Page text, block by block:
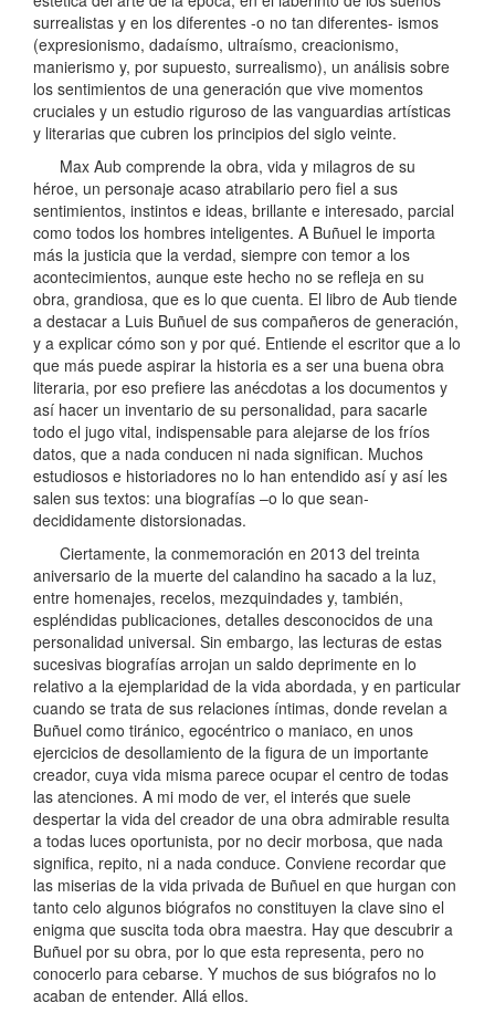
surrealistas y en los diferentes -o no tan diferentes- ismos
(expresionismo, dadaísmo, ultraísmo, creacionismo,
manierismo y, por supuesto, surrealismo), un análisis sobre
los sentimientos de una generación que vive momentos
cruciales y un estudio riguroso de las vanguardias artísticas
y literarias que cubren los principios del siglo veinte.
Max Aub comprende la obra, vida y milagros de su
héroe, un personaje acaso atrabilario pero fiel a sus
sentimientos, instintos e ideas, brillante e interesado, parcial
como todos los hombres inteligentes. A Buñuel le importa
más la justicia que la verdad, siempre con temor a los
acontecimientos, aunque este hecho no se refleja en su
obra, grandiosa, que es lo que cuenta. El libro de Aub tiende
a destacar a Luis Buñuel de sus compañeros de generación,
y a explicar cómo son y por qué. Entiende el escritor que a lo
que más puede aspirar la historia es a ser una buena obra
literaria, por eso prefiere las anécdotas a los documentos y
así hacer un inventario de su personalidad, para sacarle
todo el jugo vital, indispensable para alejarse de los fríos
datos, que a nada conducen ni nada significan. Muchos
estudiosos e historiadores no lo han entendido así y así les
salen sus textos: una biografías –o lo que sean-
decididamente distorsionadas.
Ciertamente, la conmemoración en 2013 del treinta
aniversario de la muerte del calandino ha sacado a la luz,
entre homenajes, recelos, mezquindades y, también,
espléndidas publicaciones, detalles desconocidos de una
personalidad universal. Sin embargo, las lecturas de estas
sucesivas biografías arrojan un saldo deprimente en lo
relativo a la ejemplaridad de la vida abordada, y en particular
cuando se trata de sus relaciones íntimas, donde revelan a
Buñuel como tiránico, egocéntrico o maniaco, en unos
ejercicios de desollamiento de la figura de un importante
creador, cuya vida misma parece ocupar el centro de todas
las atenciones. A mi modo de ver, el interés que suele
despertar la vida del creador de una obra admirable resulta
a todas luces oportunista, por no decir morbosa, que nada
significa, repito, ni a nada conduce. Conviene recordar que
las miserias de la vida privada de Buñuel en que hurgan con
tanto celo algunos biógrafos no constituyen la clave sino el
enigma que suscita toda obra maestra. Hay que descubrir a
Buñuel por su obra, por lo que esta representa, pero no
conocerlo para cebarse. Y muchos de sus biógrafos no lo
acaban de entender. Allá ellos.